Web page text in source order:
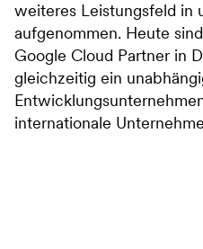
weiteres Leistungsfeld in
aufgenommen. Heute
Google Cloud Partner in
gleichzeitig ein
internationale